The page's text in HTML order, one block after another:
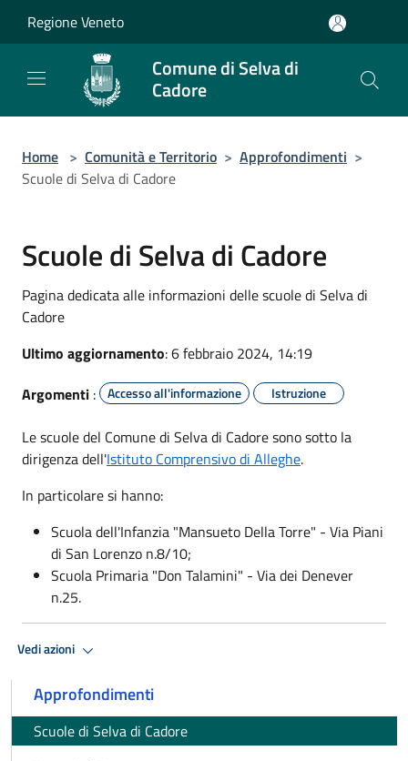
Regione Veneto
Comune di Selva di
Cadore
Home > Comunità e Territorio > Approfondimenti >
Scuole di Selva di Cadore
Scuole di Selva di Cadore
Pagina dedicata alle informazioni delle scuole di Selva di
Cadore
Ultimo aggiornamento: 6 febbraio 2024, 14:19
Argomenti : Accesso all'informazione Istruzione
Le scuole del Comune di Selva di Cadore sono sotto la
dirigenza dell'Istituto Comprensivo di Alleghe.
In particolare si hanno:
Scuola dell'Infanzia "Mansueto Della Torre" - Via Piani
di San Lorenzo n.8/10;
Scuola Primaria "Don Talamini" - Via dei Denever
n.25.
Vedi azioni
Approfondimenti
Scuole di Selva di Cadore